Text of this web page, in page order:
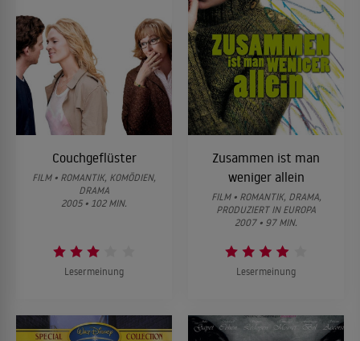
Couchgeflüster
FILM • ROMANTIK, KOMÖDIEN,
DRAMA
2005 • 102 MIN.
Lesermeinung
Zusammen ist man
weniger allein
FILM • ROMANTIK, DRAMA,
PRODUZIERT IN EUROPA
2007 • 97 MIN.
Lesermeinung